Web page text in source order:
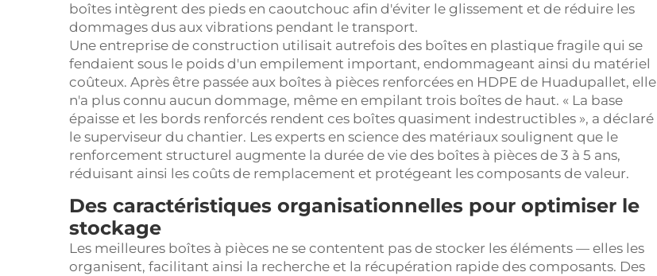
boîtes intègrent des pieds en caoutchouc afin d'éviter le glissement et de réduire les
dommages dus aux vibrations pendant le transport.
Une entreprise de construction utilisait autrefois des boîtes en plastique fragile qui se
fendaient sous le poids d'un empilement important, endommageant ainsi du matériel
coûteux. Après être passée aux boîtes à pièces renforcées en HDPE de Huadupallet, elle
n'a plus connu aucun dommage, même en empilant trois boîtes de haut. « La base
épaisse et les bords renforcés rendent ces boîtes quasiment indestructibles », a déclaré
le superviseur du chantier. Les experts en science des matériaux soulignent que le
renforcement structurel augmente la durée de vie des boîtes à pièces de 3 à 5 ans,
réduisant ainsi les coûts de remplacement et protégeant les composants de valeur.
Des caractéristiques organisationnelles pour optimiser le
stockage
Les meilleures boîtes à pièces ne se contentent pas de stocker les éléments — elles les
organisent, facilitant ainsi la recherche et la récupération rapide des composants. Des